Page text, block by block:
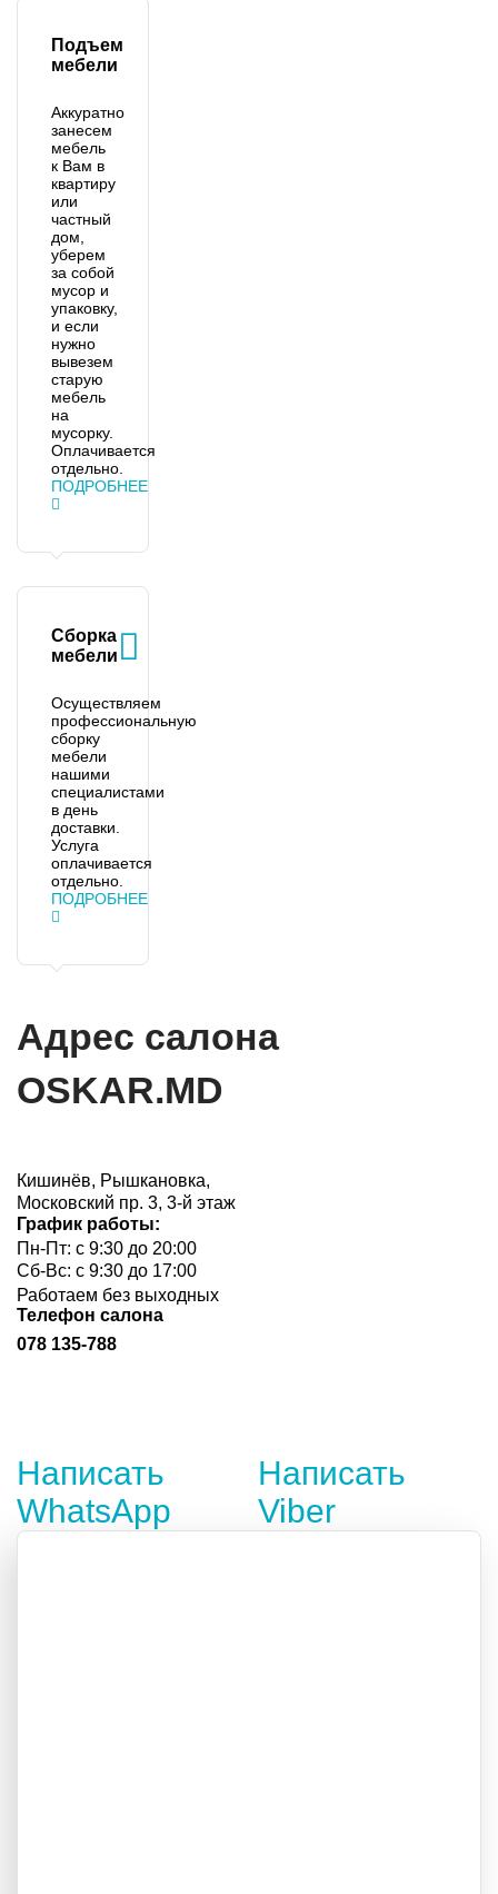
Подъем
мебели
Аккуратно
занесем
мебель
к Вам в
квартиру
или
частный
дом,
уберем
за собой
мусор и
упаковку,
и если
нужно
вывезем
старую
мебель
на
мусорку.
Оплачивается
отдельно.
ПОДРОБНЕЕ
Сборка
мебели
Осуществляем
профессиональную
сборку
мебели
нашими
специалистами
в день
доставки.
Услуга
оплачивается
отдельно.
ПОДРОБНЕЕ
Адрес салона
OSKAR.MD
Кишинёв, Рышкановка,
Московский пр. 3, 3-й этаж
График работы:
Пн-Пт: с 9:30 до 20:00
Сб-Вс: с 9:30 до 17:00
Работаем без выходных
Телефон салона
078 135-788
Написать
WhatsApp
Написать
Viber